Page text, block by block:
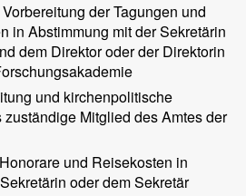
der Tagungen und
in Abstimmung mit der Sekretärin
dem Direktor oder der Direktorin
und kirchenpolitische
zuständige Mitglied des Amtes der
und Reisekosten in
oder dem Sekretär